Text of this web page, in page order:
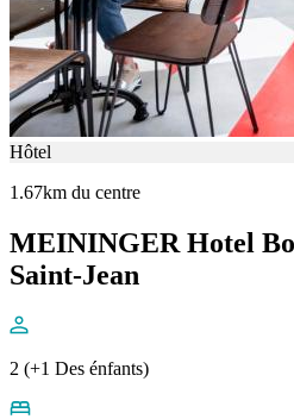
Hôtel
1.67km du centre
MEININGER Hotel
Saint-Jean
2 (+1 Des énfants)